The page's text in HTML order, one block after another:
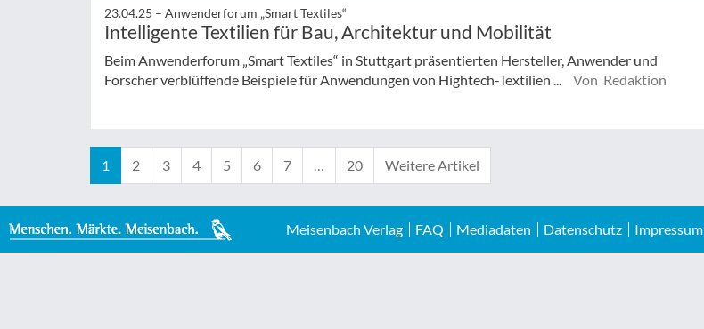
23.04.25 – Anwenderforum „Smart Textiles“
Intelligente Textilien für Bau, Architektur und Mobilität
Beim Anwenderforum „Smart Textiles“ in Stuttgart präsentierten Hersteller, Anwender und
Forscher verblüffende Beispiele für Anwendungen von Hightech-Textilien ...
Von Redaktion
1 2 3 4 5 6 7 … 20 Weitere Artikel
Meisenbach Verlag FAQ Mediadaten Datenschutz Impressum